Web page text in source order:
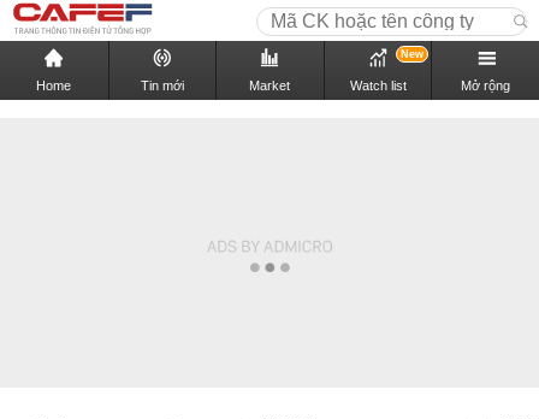
Home Tin mới Market Watch list
New
Mở rộng